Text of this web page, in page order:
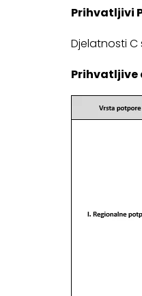
Prihvatljivi
Djelatnosti